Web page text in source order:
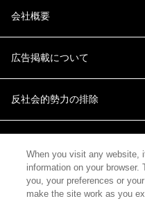
会社概要
広告掲載について
反社会的勢力の排除
When you visit any website,
information on your
you, your preferences or
make the site work as you